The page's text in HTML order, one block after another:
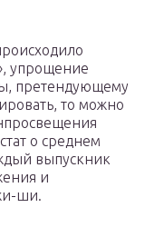
упрощение
претендующему
то можно
о среднем
выпускник
и
ши.